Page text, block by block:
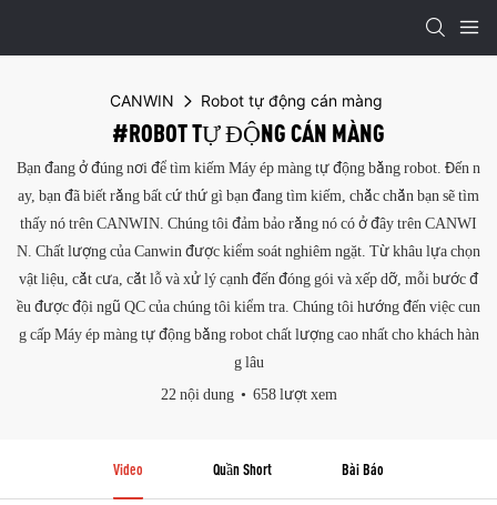
CANWIN Robot tự động cán màng
#ROBOT TỰ ĐỘNG CÁN MÀNG
Bạn đang ở đúng nơi để tìm kiếm Máy ép màng tự động bằng robot. Đến n
ay, bạn đã biết rằng bất cứ thứ gì bạn đang tìm kiếm, chắc chắn bạn sẽ tìm
thấy nó trên CANWIN. Chúng tôi đảm bảo rằng nó có ở đây trên CANWI
N. Chất lượng của Canwin được kiểm soát nghiêm ngặt. Từ khâu lựa chọn
vật liệu, cắt cưa, cắt lỗ và xử lý cạnh đến đóng gói và xếp dỡ, mỗi bước đ
ều được đội ngũ QC của chúng tôi kiểm tra. Chúng tôi hướng đến việc cun
g cấp Máy ép màng tự động bằng robot chất lượng cao nhất cho khách hàn
g lâu
22 nội dung
658 lượt xem
Video Quần Short Bài Báo